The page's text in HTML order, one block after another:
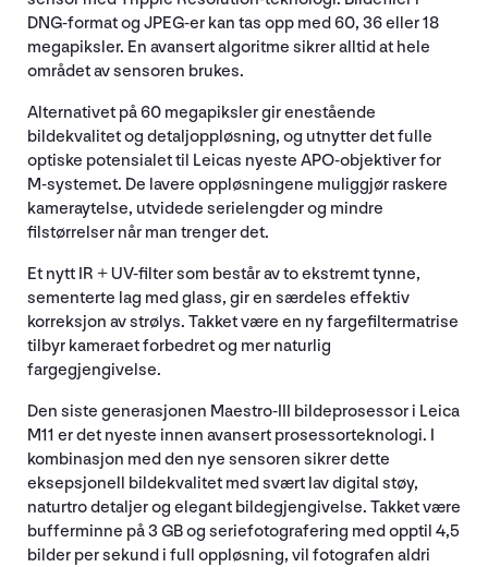
DNG-format og JPEG-er kan tas opp med 60, 36 eller 18
megapiksler. En avansert algoritme sikrer alltid at hele
området av sensoren brukes.
Alternativet på 60 megapiksler gir enestående
bildekvalitet og detaljoppløsning, og utnytter det fulle
optiske potensialet til Leicas nyeste APO-objektiver for
M-systemet. De lavere oppløsningene muliggjør raskere
kameraytelse, utvidede serielengder og mindre
filstørrelser når man trenger det.
Et nytt IR + UV-filter som består av to ekstremt tynne,
sementerte lag med glass, gir en særdeles effektiv
korreksjon av strølys. Takket være en ny fargefiltermatrise
tilbyr kameraet forbedret og mer naturlig
fargegjengivelse.
Den siste generasjonen Maestro-III bildeprosessor i Leica
M11 er det nyeste innen avansert prosessorteknologi. I
kombinasjon med den nye sensoren sikrer dette
eksepsjonell bildekvalitet med svært lav digital støy,
naturtro detaljer og elegant bildegjengivelse. Takket være
bufferminne på 3 GB og seriefotografering med opptil 4,5
bilder per sekund i full oppløsning, vil fotografen aldri